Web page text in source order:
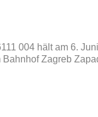
004 hält am 6.
Zagreb